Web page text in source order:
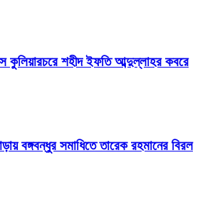
কুলিয়ারচরে শহীদ ইফতি আব্দুল্লাহর কবরে
বঙ্গবন্ধুর সমাধিতে তারেক রহমানের বিরল